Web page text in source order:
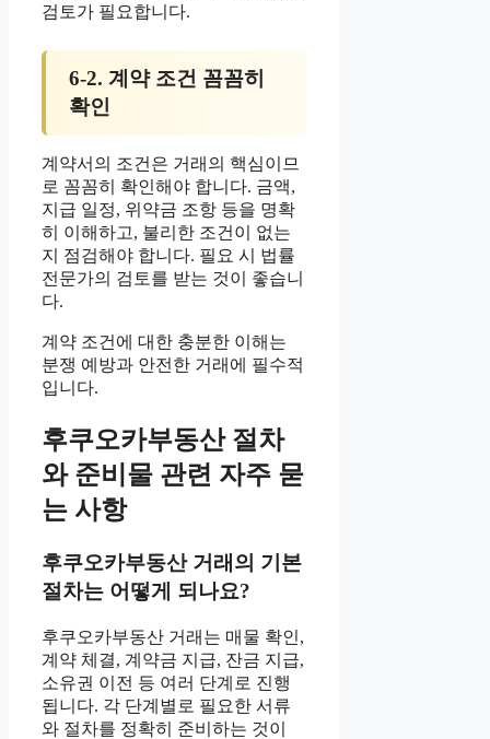
검토가 필요합니다.
6-2. 계약 조건 꼼꼼히
확인
계약서의 조건은 거래의 핵심이므
로 꼼꼼히 확인해야 합니다. 금액,
지급 일정, 위약금 조항 등을 명확
히 이해하고, 불리한 조건이 없는
지 점검해야 합니다. 필요 시 법률
전문가의 검토를 받는 것이 좋습니
다.
계약 조건에 대한 충분한 이해는
분쟁 예방과 안전한 거래에 필수적
입니다.
후쿠오카부동산 절차
와 준비물 관련 자주 묻
는 사항
후쿠오카부동산 거래의 기본
절차는 어떻게 되나요?
후쿠오카부동산 거래는 매물 확인,
계약 체결, 계약금 지급, 잔금 지급,
소유권 이전 등 여러 단계로 진행
됩니다. 각 단계별로 필요한 서류
와 절차를 정확히 준비하는 것이